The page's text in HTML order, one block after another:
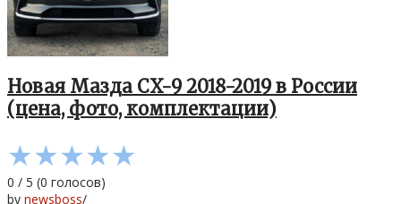
Новая Мазда CX-9 2018-2019 в России
(цена, фото, комплектации)
★★★★★
0 / 5 (0 голосов)
by newsboss/